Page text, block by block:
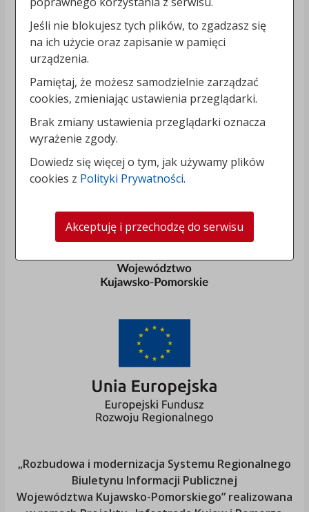
„Rozbudowa i modernizacja Systemu Regionalnego
Biuletynu Informacji Publicznej
Województwa Kujawsko-Pomorskiego” realizowana
Jeśli nie blokujesz tych plików, to zgadzasz się
na ich użycie oraz zapisanie w pamięci
urządzenia.
Pamiętaj, że możesz samodzielnie zarządzać
cookies, zmieniając ustawienia przeglądarki.
Brak zmiany ustawienia przeglądarki oznacza
wyrażenie zgody.
Dowiedz się więcej o tym, jak używamy plików
cookies z Polityki Prywatności.
Akceptuję i przechodzę do serwisu